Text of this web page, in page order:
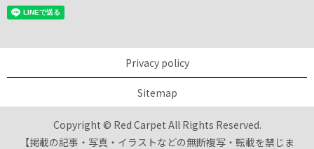
Privacy policy
Sitemap
Copyright © Red Carpet All Rights Reserved.
【掲載の記事・写真・イラストなどの無断複写・転載を禁じま